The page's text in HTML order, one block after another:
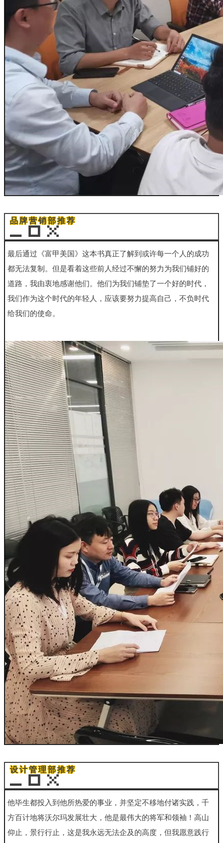
品牌营销部推荐
最后通过《富甲美国》这本书真正了解到或许每一个人的成功
都无法复制。但是看着这些前人经过不懈的努力为我们铺好的
道路， 我由衷地感谢他们。他们为我们铺垫了一个好的时代，
我们作为这个时代的年轻人，应该要努力提高自己，不负时代
给我们的使命。
设计管理部推荐
他毕生都投入到他所热爱的事业，并坚定不移地付诸实践， 千
方百计地将沃尔玛发展壮大，他是最伟大的将军和领袖！高山
仰止， 景行行止，这是我永远无法企及的高度，但我愿意践行